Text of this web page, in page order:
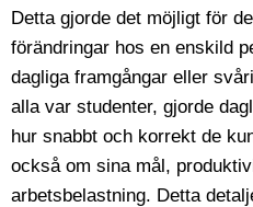
Detta gjorde det möjligt för
förändringar hos en enskild
dagliga framgångar eller
alla var studenter, gjorde
hur snabbt och korrekt de
också om sina mål,
arbetsbelastning. Detta